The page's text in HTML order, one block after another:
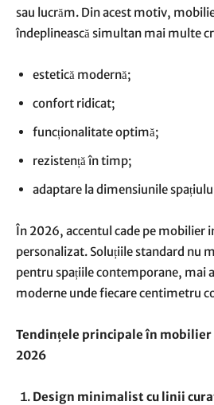
sau lucrăm. Din acest motiv,
îndeplinească simultan mai multe
estetică modernă;
confort ridicat;
funcționalitate optimă;
rezistență în timp;
adaptare la dimensiunile
În 2026, accentul cade pe mobilier
personalizat. Soluțiile standard nu
pentru spațiile contemporane, mai
moderne unde fiecare centimetru
Tendințele principale în
2026
Design minimalist cu linii